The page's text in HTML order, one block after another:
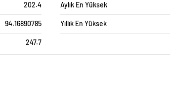
202.4 Aylık En Yüksek
94.16890785 Yıllık En Yüksek
247.7